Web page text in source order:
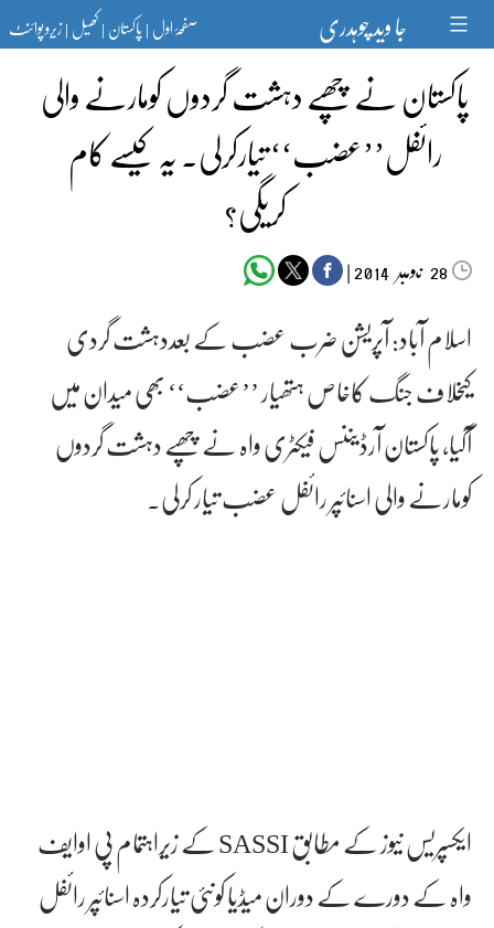
content جا وید چوہدری صفحۂ اول|پاکستان|کھیل|زیرو پوائنٹ
پاکستان نے چھپے دہشت گردوں کومارنے والی
رائفل’’عضب‘‘ تیارکرلی۔ یہ کیسے کام
کریگی؟
28‬‮نومبر‬‮ |
اسلام آباد: آپریشن ضرب عضب کے بعددہشت گردی
کیخلاف جنگ کاخاص ہتھیار ’’عضب‘‘ بھی میدان میں
آگیا، پاکستان آرڈیننس فیکٹری واہ نے چھپے دہشت گردوں
کومارنے والی اسنائپر رائفل عضب تیار کرلی.
ایکسپریس نیوز کے مطابق SASSI کے زیراہتمام پی اوایف
واہ کے دورے کے دوران میڈیا کونئی تیارکردہ اسنائپر رائفل